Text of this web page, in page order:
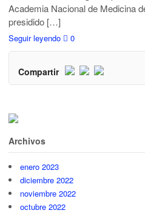
Academia Nacional de Medicina
presidido […]
Seguir leyendo 0
Compartir
Archivos
enero 2023
diciembre 2022
noviembre 2022
octubre 2022